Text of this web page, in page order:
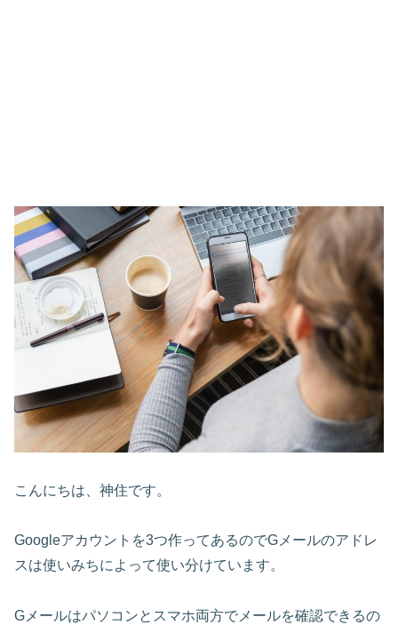
こんにちは、神住です。
Googleアカウントを3つ作ってあるのでGメールのアドレ
スは使いみちによって使い分けています。
Gメールはパソコンとスマホ両方でメールを確認できるの